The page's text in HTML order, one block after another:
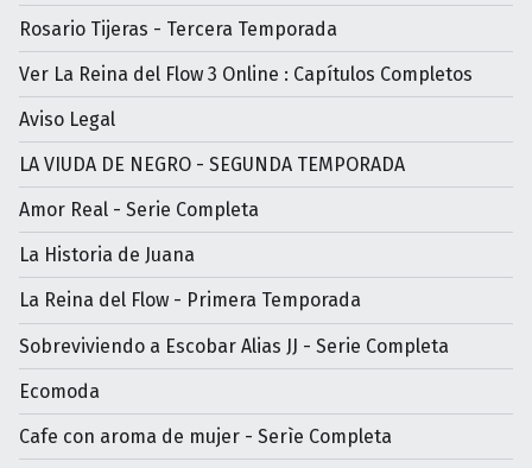
Rosario Tijeras - Tercera Temporada
Ver La Reina del Flow 3 Online : Capítulos Completos
Aviso Legal
LA VIUDA DE NEGRO - SEGUNDA TEMPORADA
Amor Real - Serie Completa
La Historia de Juana
La Reina del Flow - Primera Temporada
Sobreviviendo a Escobar Alias JJ - Serie Completa
Ecomoda
Cafe con aroma de mujer - Serìe Completa